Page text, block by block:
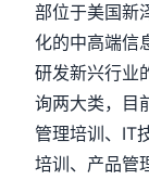
部位于美国新
化的中高端信
研发新兴行业
询两大类，目
管理培训、IT
培训、产品管